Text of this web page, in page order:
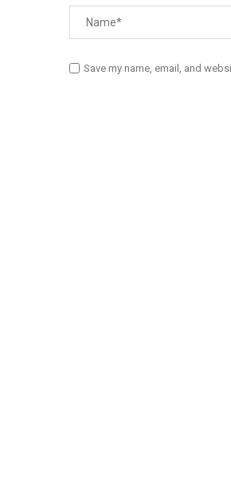
Save my name, email, and